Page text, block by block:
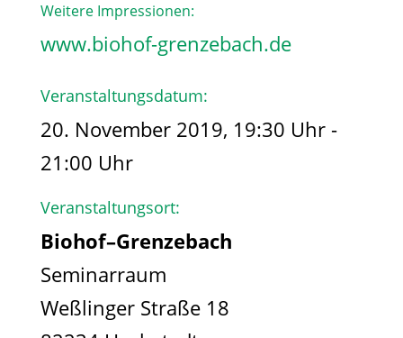
Weitere Impressionen:
www.biohof-grenzebach.de
Veranstaltungsdatum:
20. November 2019, 19:30 Uhr -
21:00 Uhr
Veranstaltungsort:
Biohof–Grenzebach
Seminarraum
Weßlinger Straße 18